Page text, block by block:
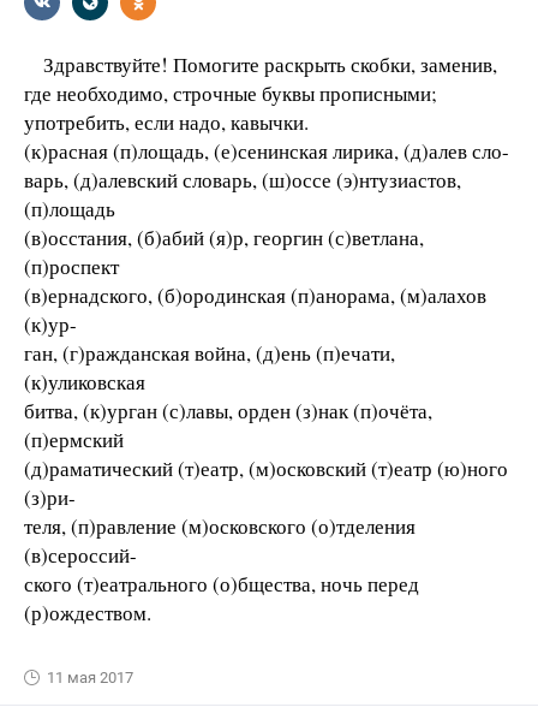
Здравствуйте! Помогите раскрыть скобки, заменив,
где необходимо, строчные буквы прописными;
употребить, если надо, кавычки.
(к)расная (п)лощадь, (е)сенинская лирика, (д)алев сло-
варь, (д)алевский словарь, (ш)оссе (э)нтузиастов,
(п)лощадь
(в)осстания, (б)абий (я)р, георгин (с)ветлана,
(п)роспект
(в)ернадского, (б)ородинская (п)анорама, (м)алахов
(к)ур-
ган, (г)ражданская война, (д)ень (п)ечати,
(к)уликовская
битва, (к)урган (с)лавы, орден (з)нак (п)очёта,
(п)ермский
(д)раматический (т)еатр, (м)осковский (т)еатр (ю)ного
(з)ри-
теля, (п)равление (м)осковского (о)тделения
(в)сероссий-
ского (т)еатрального (о)бщества, ночь перед
(р)ождеством.
11 мая 2017